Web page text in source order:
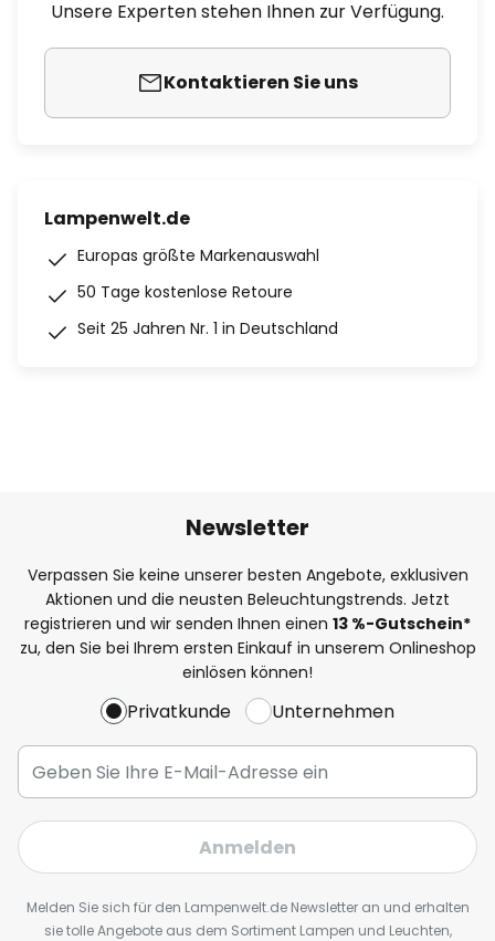
Unsere Experten stehen Ihnen zur Verfügung.
Kontaktieren Sie uns
Lampenwelt.de
Europas größte Markenauswahl
50 Tage kostenlose Retoure
Seit 25 Jahren Nr. 1 in Deutschland
Newsletter
Verpassen Sie keine unserer besten Angebote, exklusiven
Aktionen und die neusten Beleuchtungstrends. Jetzt
registrieren und wir senden Ihnen einen 13 %-Gutschein*
zu, den Sie bei Ihrem ersten Einkauf in unserem Onlineshop
einlösen können!
Privatkunde Unternehmen
Anmelden
Melden Sie sich für den Lampenwelt.de Newsletter an und erhalten
sie tolle Angebote aus dem Sortiment Lampen und Leuchten,